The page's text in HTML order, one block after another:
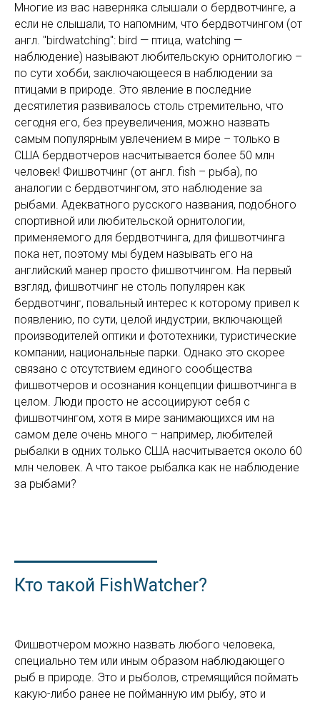
Многие из вас наверняка слышали о бердвотчинге, а
если не слышали, то напомним, что бердвотчингом (от
англ. "birdwatching": bird — птица, watching —
наблюдение) называют любительскую орнитологию –
по сути хобби, заключающееся в наблюдении за
птицами в природе. Это явление в последние
десятилетия развивалось столь стремительно, что
сегодня его, без преувеличения, можно назвать
самым популярным увлечением в мире – только в
США бердвотчеров насчитывается более 50 млн
человек! Фишвотчинг (от англ. fish – рыба), по
аналогии с бердвотчингом, это наблюдение за
рыбами. Адекватного русского названия, подобного
спортивной или любительской орнитологии,
применяемого для бердвотчинга, для фишвотчинга
пока нет, поэтому мы будем называть его на
английский манер просто фишвотчингом. На первый
взгляд, фишвотчинг не столь популярен как
бердвотчинг, повальный интерес к которому привел к
появлению, по сути, целой индустрии, включающей
производителей оптики и фототехники, туристические
компании, национальные парки. Однако это скорее
связано с отсутствием единого сообщества
фишвотчеров и осознания концепции фишвотчинга в
целом. Люди просто не ассоциируют себя с
фишвотчингом, хотя в мире занимающихся им на
самом деле очень много – например, любителей
рыбалки в одних только США насчитывается около 60
млн человек. А что такое рыбалка как не наблюдение
за рыбами?
Кто такой FishWatcher?
Фишвотчером можно назвать любого человека,
специально тем или иным образом наблюдающего
рыб в природе. Это и рыболов, стремящийся поймать
какую-либо ранее не пойманную им рыбу, это и